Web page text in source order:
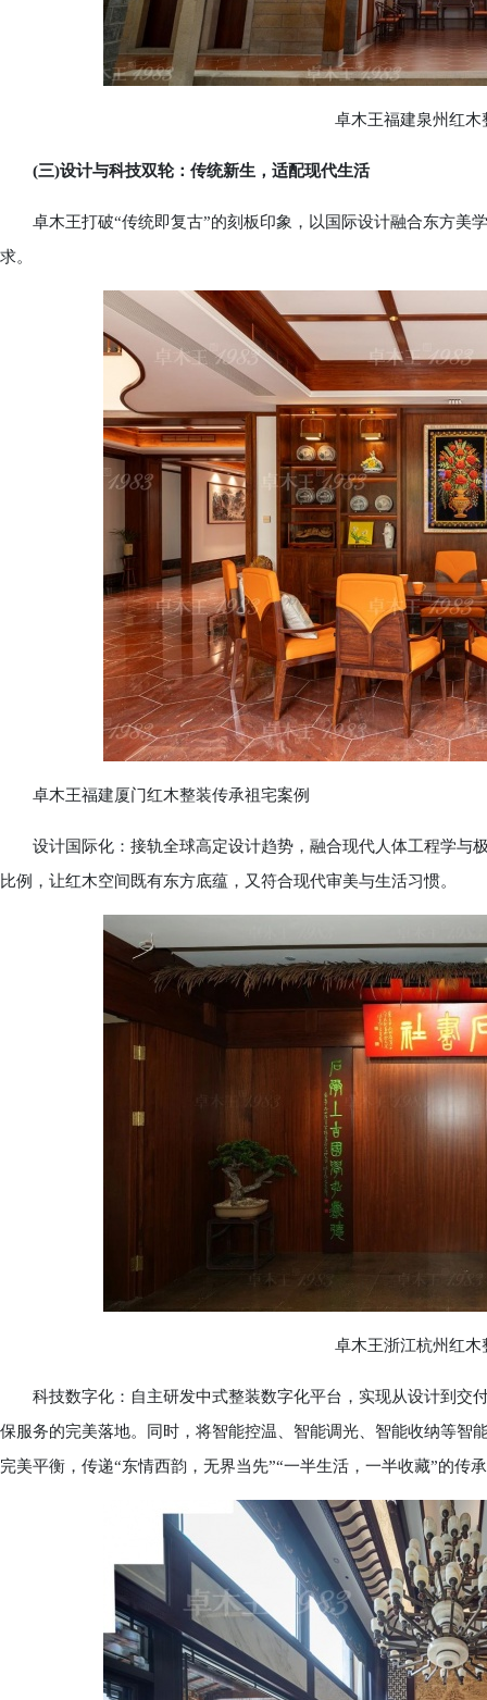
卓木王福建泉州红木
(三)设计与科技双轮：传统新生，适配现代生活
卓木王打破“传统即复古”的刻板印象，以国际设计融合东方美
求。
卓木王福建厦门红木整装传承祖宅案例
设计国际化：接轨全球高定设计趋势，融合现代人体工程学与
比例，让红木空间既有东方底蕴，又符合现代审美与生活习惯。
卓木王浙江杭州红木
科技数字化：自主研发中式整装数字化平台，实现从设计到交
保服务的完美落地。同时，将智能控温、智能调光、智能收纳等智
完美平衡，传递“东情西韵，无界当先”“一半生活，一半收藏”的传